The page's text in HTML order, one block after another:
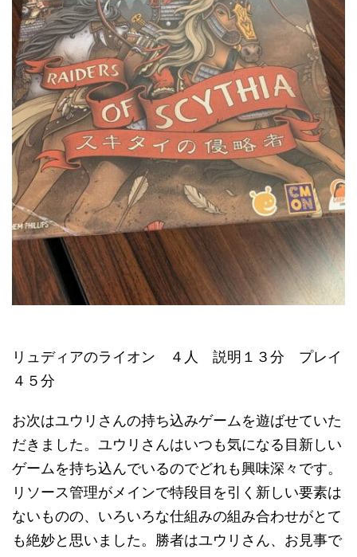
リュディアのライオン ４人 説明１３分 プレイ
４５分
お次はユウリさんの持ち込みゲームを遊ばせていた
だきました。ユウリさんはいつも気になる目新しい
ゲームを持ち込んでいるのでどれも興味深々です。
リソース管理がメインで特段目を引く新しい要素は
ないものの、いろいろな仕組みの組み合わせがとて
も絶妙と思いました。勝者はユウリさん、お見事で